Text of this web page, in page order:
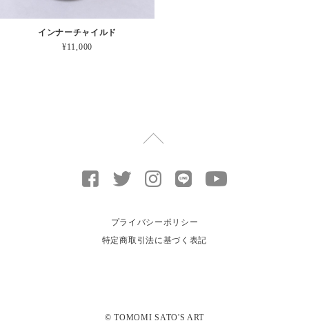
インナーチャイルド
¥11,000
プライバシーポリシー
特定商取引法に基づく表記
© TOMOMI SATO'S ART